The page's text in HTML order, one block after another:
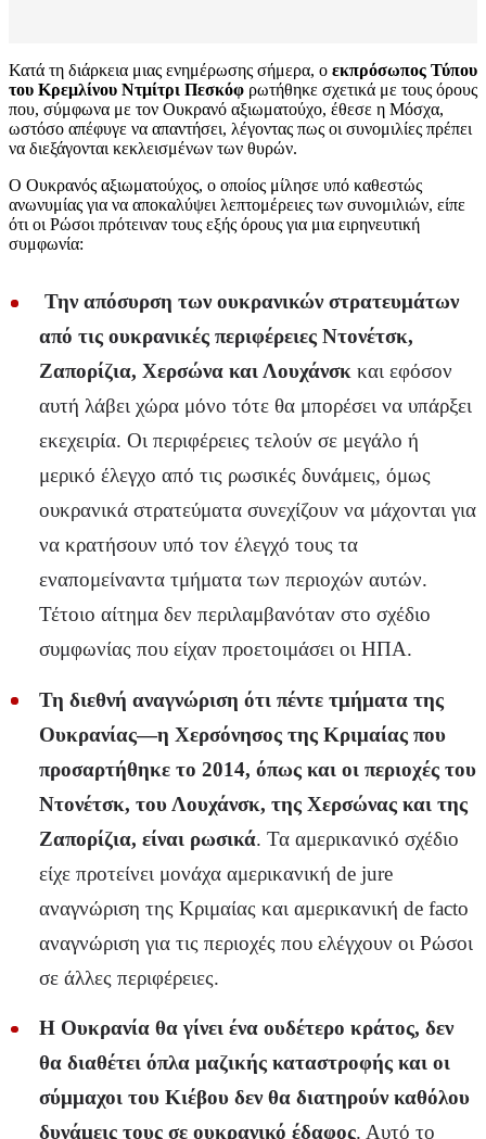
Κατά τη διάρκεια μιας ενημέρωσης σήμερα, ο εκπρόσωπος Τύπου
του Κρεμλίνου Ντμίτρι Πεσκόφ ρωτήθηκε σχετικά με τους όρους
που, σύμφωνα με τον Ουκρανό αξιωματούχο, έθεσε η Μόσχα,
ωστόσο απέφυγε να απαντήσει, λέγοντας πως οι συνομιλίες πρέπει
να διεξάγονται κεκλεισμένων των θυρών.
Ο Ουκρανός αξιωματούχος, ο οποίος μίλησε υπό καθεστώς
ανωνυμίας για να αποκαλύψει λεπτομέρειες των συνομιλιών, είπε
ότι οι Ρώσοι πρότειναν τους εξής όρους για μια ειρηνευτική
συμφωνία:
Την απόσυρση των ουκρανικών στρατευμάτων
από τις ουκρανικές περιφέρειες Ντονέτσκ,
Ζαπορίζια, Χερσώνα και Λουχάνσκ και εφόσον
αυτή λάβει χώρα μόνο τότε θα μπορέσει να υπάρξει
εκεχειρία. Οι περιφέρειες τελούν σε μεγάλο ή
μερικό έλεγχο από τις ρωσικές δυνάμεις, όμως
ουκρανικά στρατεύματα συνεχίζουν να μάχονται για
να κρατήσουν υπό τον έλεγχό τους τα
εναπομείναντα τμήματα των περιοχών αυτών.
Τέτοιο αίτημα δεν περιλαμβανόταν στο σχέδιο
συμφωνίας που είχαν προετοιμάσει οι ΗΠΑ.
Τη διεθνή αναγνώριση ότι πέντε τμήματα της
Ουκρανίας—η Χερσόνησος της Κριμαίας που
προσαρτήθηκε το 2014, όπως και οι περιοχές του
Ντονέτσκ, του Λουχάνσκ, της Χερσώνας και της
Ζαπορίζια, είναι ρωσικά. Τα αμερικανικό σχέδιο
είχε προτείνει μονάχα αμερικανική de jure
αναγνώριση της Κριμαίας και αμερικανική de facto
αναγνώριση για τις περιοχές που ελέγχουν οι Ρώσοι
σε άλλες περιφέρειες.
Η Ουκρανία θα γίνει ένα ουδέτερο κράτος, δεν
θα διαθέτει όπλα μαζικής καταστροφής και οι
σύμμαχοι του Κιέβου δεν θα διατηρούν καθόλου
δυνάμεις τους σε ουκρανικό έδαφος. Αυτό το